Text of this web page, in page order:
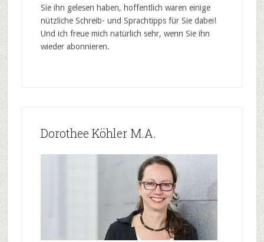
Sie ihn gelesen haben, hoffentlich waren einige
nützliche Schreib- und Sprachtipps für Sie dabei!
Und ich freue mich natürlich sehr, wenn Sie ihn
wieder abonnieren.
Dorothee Köhler M.A.